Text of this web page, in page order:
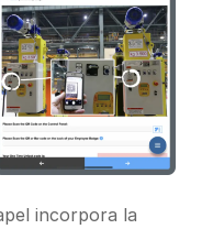
incorpora la